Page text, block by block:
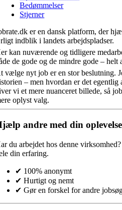
Bedømmelser
Stjerner
er en dansk platform, der
indblik i landets arbejdspladser.
kan nuværende og tidligere
de gode og de mindre gode – helt
vælge nyt job er en stor beslutning.
– men hvordan er det egentlig
vi et mere nuanceret billede, så
oplyst valg.
andre med din oplevelse
du arbejdet hos denne virksomhed?
din erfaring.
✔ 100% anonymt
✔ Hurtigt og nemt
✔ Gør en forskel for andre